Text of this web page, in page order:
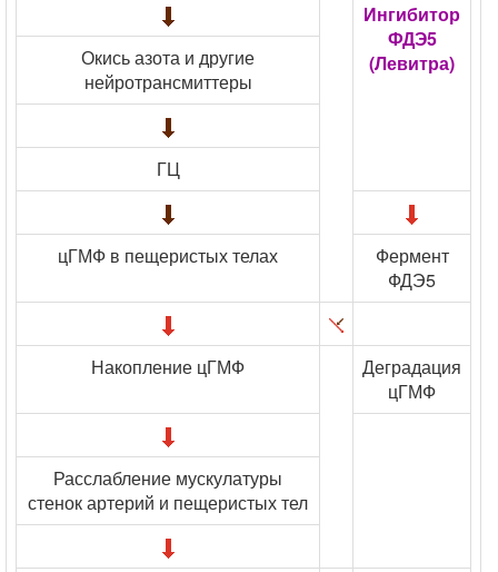
Ингибитор
ФДЭ5
(Левитра)
Окись азота и другие
нейротрансмиттеры
ГЦ
цГМФ в пещеристых телах
Фермент
ФДЭ5
Накопление цГМФ
Деградация
цГМФ
Расслабление мускулатуры
стенок артерий и пещеристых тел